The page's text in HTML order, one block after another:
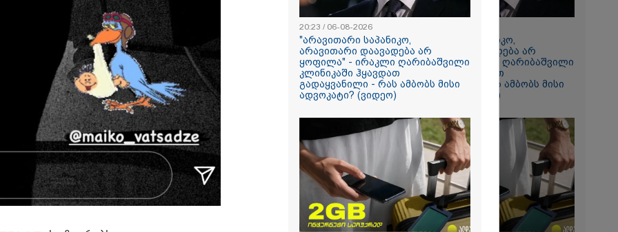
- ჰერაკლიონი
თბილისი - ბუდაპეშტი
1296.20 ლარიდან
თბილისი - რომი 1319.70
09:35 / 07-08-2026
"საქართველო
გადავარჩინეთ, რადგან
რუსეთმა ვერ მიაღწია
ვერცერთ სტრატეგიულ
მიზანს" - რას წერს
სააკაშვილი აგვისტოს
"არავითარი საპანიკო,
არავითარი დაავადება არ
ყოფილა" - ირაკლი ღარიბაშვილი
კლინიკაში ჰყავდათ
გადაყვანილი - რას ამბობს მისი
ადვოკატი? (ვიდეო)
20:23 / 06-08-2026
"არავითარი საპანიკო,
არავითარი დაავადება არ
ყოფილა" - ირაკლი ღარიბაშვილი
კლინიკაში ჰყავდათ
გადაყვანილი - რას ამბობს მისი
ადვოკატი? (ვიდეო)